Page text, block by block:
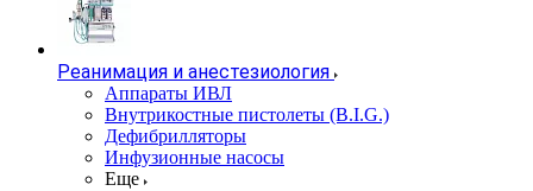
Реанимация и анестезиология
Аппараты ИВЛ
Внутрикостные пистолеты (B.I.G.)
Дефибрилляторы
Инфузионные насосы
Еще